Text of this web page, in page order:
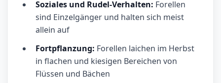
Soziales und Rudel-Verhalten: Forellen
sind Einzelgänger und halten sich meist
allein auf
Fortpflanzung: Forellen laichen im Herbst
in flachen und kiesigen Bereichen von
Flüssen und Bächen